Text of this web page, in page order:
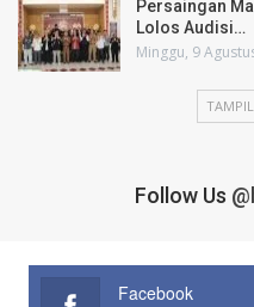
Persaingan
Lolos Audisi…
Minggu, 9
Follow Us
Facebook